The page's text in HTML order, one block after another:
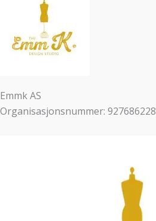
Emmk AS
Organisasjonsnummer: 927686228